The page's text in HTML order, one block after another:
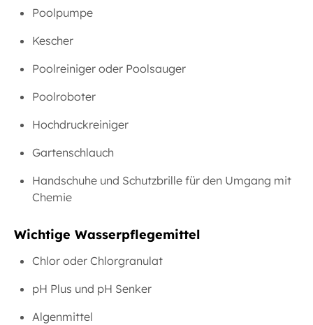
Poolpumpe
Kescher
Poolreiniger oder Poolsauger
Poolroboter
Hochdruckreiniger
Gartenschlauch
Handschuhe und Schutzbrille für den Umgang mit
Chemie
Wichtige Wasserpflegemittel
Chlor oder Chlorgranulat
pH Plus und pH Senker
Algenmittel